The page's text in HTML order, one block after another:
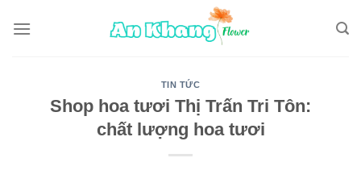
TIN TỨC
Shop hoa tươi Thị Trấn Tri Tôn:
chất lượng hoa tươi